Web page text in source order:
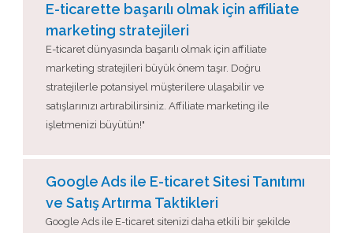
E-ticarette başarılı olmak için affiliate
marketing stratejileri
E-ticaret dünyasında başarılı olmak için affiliate
marketing stratejileri büyük önem taşır. Doğru
stratejilerle potansiyel müşterilere ulaşabilir ve
satışlarınızı artırabilirsiniz. Affiliate marketing ile
işletmenizi büyütün!"
Google Ads ile E-ticaret Sitesi Tanıtımı
ve Satış Artırma Taktikleri
Google Ads ile E-ticaret sitenizi daha etkili bir şekilde